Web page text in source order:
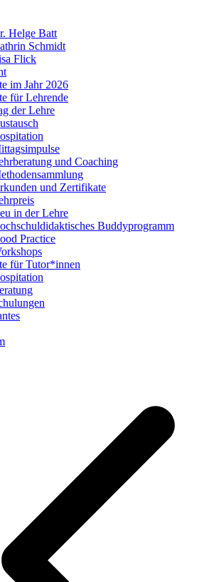
Helge Batt
Schmidt
Flick
im Jahr 2026
für Lehrende
der Lehre
und Coaching
und Zertifikate
in der Lehre
Buddyprogramm
Practice
für Tutor*innen